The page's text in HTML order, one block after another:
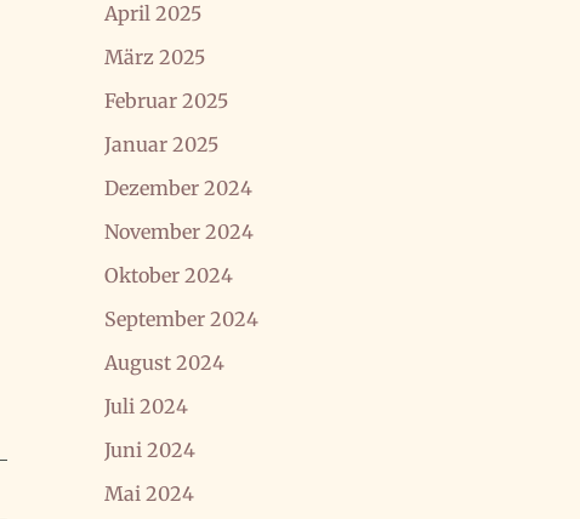
April 2025
März 2025
Februar 2025
Januar 2025
Dezember 2024
November 2024
Oktober 2024
September 2024
August 2024
Juli 2024
Juni 2024
Mai 2024